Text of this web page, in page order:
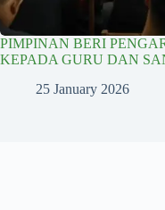
PIMPINAN BERI
KEPADA GURU DAN
25 January 2026